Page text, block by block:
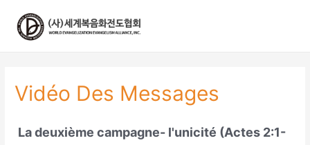
Vidéo Des Messages
La deuxième campagne- l'unicité (Actes 2:1-